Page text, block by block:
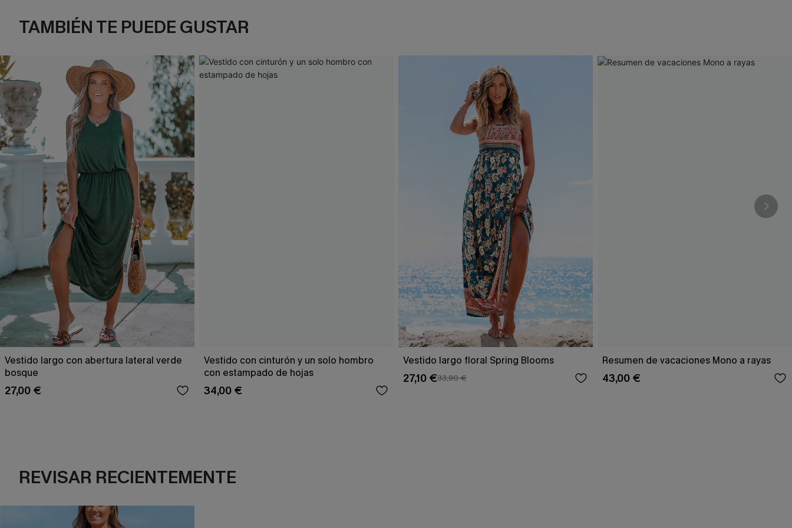
TAMBIÉN TE PUEDE GUSTAR
Vestido largo con abertura lateral verde
bosque
27,00 €
Vestido con cinturón y un solo hombro
con estampado de hojas
34,00 €
Vestido largo floral Spring Blooms
27,10 €33,90 €
Resumen de vacaciones Mono a rayas
43,00 €
REVISAR RECIENTEMENTE